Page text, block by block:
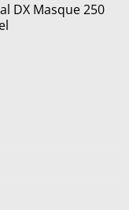
kr..
DX Masque 250